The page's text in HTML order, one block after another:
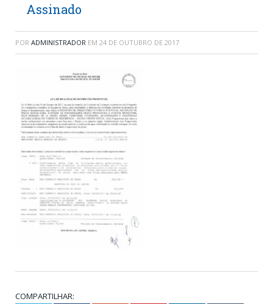
Assinado
POR ADMINISTRADOR EM 24 DE OUTUBRO DE 2017
COMPARTILHAR: